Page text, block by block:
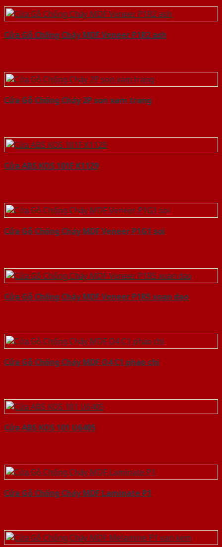
Cửa Gỗ Chống Cháy MDF Veneer P1R2 ash
Cửa Gỗ Chống Cháy 2P son xam trang
Cửa ABS KOS 101F K1129
Cửa Gỗ Chống Cháy MDF Veneer P1G1 soi
Cửa Gỗ Chống Cháy MDF Veneer P1R5 xoan dao
Cửa Gỗ Chống Cháy MDF O4 C1 phao chi
Cửa ABS KOS 101 U6405
Cửa Gỗ Chống Cháy MDF Laminate P1